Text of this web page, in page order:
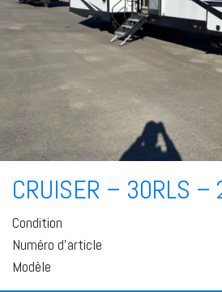
CRUISER – 30RLS –
Condition
Numéro d'article
Modèle